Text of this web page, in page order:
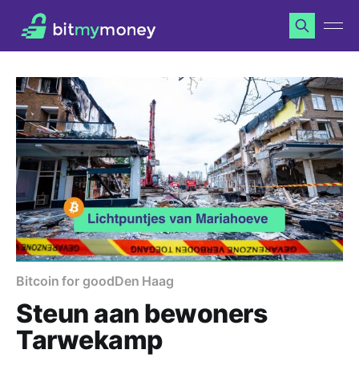
Bitcoin for goodDen Haag
Steun aan bewoners
Tarwekamp